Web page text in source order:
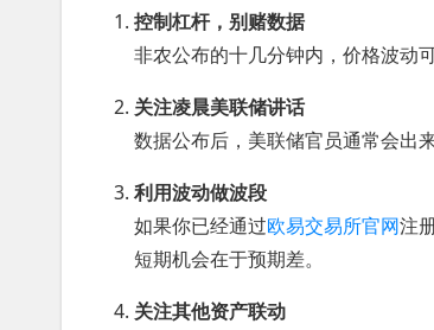
控制杠杆，别赌数据
非农公布的十几分钟内，价格波动
关注凌晨美联储讲话
数据公布后，美联储官员通常会出
利用波动做波段
如果你已经通过欧易交易所官网注
短期机会在于预期差。
关注其他资产联动